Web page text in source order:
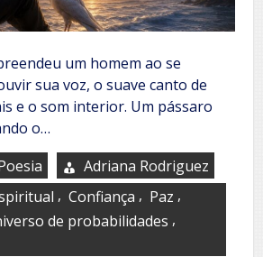
um homem ao se
sua voz, o suave canto de
e o som interior. Um pássaro
o…
Adriana Rodriguez
, Confiança , Paz ,
de probabilidades ,